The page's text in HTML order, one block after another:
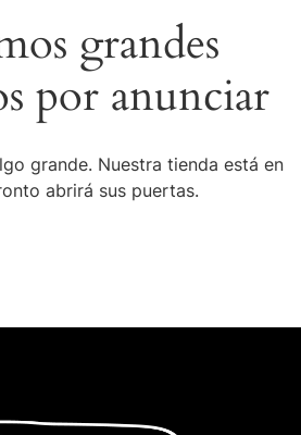
grandes
por anunciar
grande. Nuestra tienda está en
abrirá sus puertas.